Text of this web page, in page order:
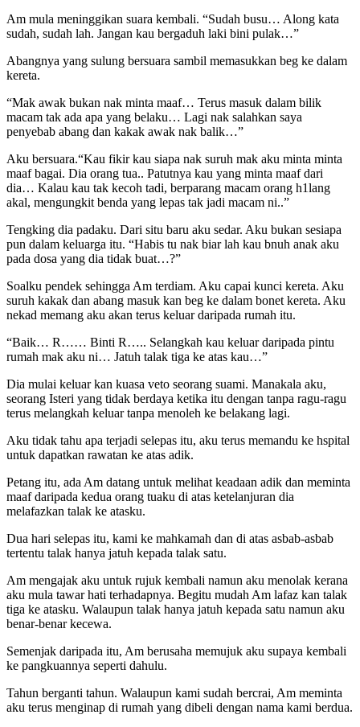
Am mula meninggikan suara kembali. “Sudah busu… Along kata
sudah, sudah lah. Jangan kau bergaduh laki bini pulak…”
Abangnya yang sulung bersuara sambil memasukkan beg ke dalam
kereta.
“Mak awak bukan nak minta maaf… Terus masuk dalam bilik
macam tak ada apa yang belaku… Lagi nak salahkan saya
penyebab abang dan kakak awak nak balik…”
Aku bersuara.“Kau fikir kau siapa nak suruh mak aku minta minta
maaf bagai. Dia orang tua.. Patutnya kau yang minta maaf dari
dia… Kalau kau tak kecoh tadi, berparang macam orang h1lang
akal, mengungkit benda yang lepas tak jadi macam ni..”
Tengking dia padaku. Dari situ baru aku sedar. Aku bukan sesiapa
pun dalam keluarga itu. “Habis tu nak biar lah kau bnuh anak aku
pada dosa yang dia tidak buat…?”
Soalku pendek sehingga Am terdiam. Aku capai kunci kereta. Aku
suruh kakak dan abang masuk kan beg ke dalam bonet kereta. Aku
nekad memang aku akan terus keluar daripada rumah itu.
“Baik… R…… Binti R….. Selangkah kau keluar daripada pintu
rumah mak aku ni… Jatuh talak tiga ke atas kau…”
Dia mulai keluar kan kuasa veto seorang suami. Manakala aku,
seorang Isteri yang tidak berdaya ketika itu dengan tanpa ragu-ragu
terus melangkah keluar tanpa menoleh ke belakang lagi.
Aku tidak tahu apa terjadi selepas itu, aku terus memandu ke hspital
untuk dapatkan rawatan ke atas adik.
Petang itu, ada Am datang untuk melihat keadaan adik dan meminta
maaf daripada kedua orang tuaku di atas ketelanjuran dia
melafazkan talak ke atasku.
Dua hari selepas itu, kami ke mahkamah dan di atas asbab-asbab
tertentu talak hanya jatuh kepada talak satu.
Am mengajak aku untuk rujuk kembali namun aku menolak kerana
aku mula tawar hati terhadapnya. Begitu mudah Am lafaz kan talak
tiga ke atasku. Walaupun talak hanya jatuh kepada satu namun aku
benar-benar kecewa.
Semenjak daripada itu, Am berusaha memujuk aku supaya kembali
ke pangkuannya seperti dahulu.
Tahun berganti tahun. Walaupun kami sudah bercrai, Am meminta
aku terus menginap di rumah yang dibeli dengan nama kami berdua.